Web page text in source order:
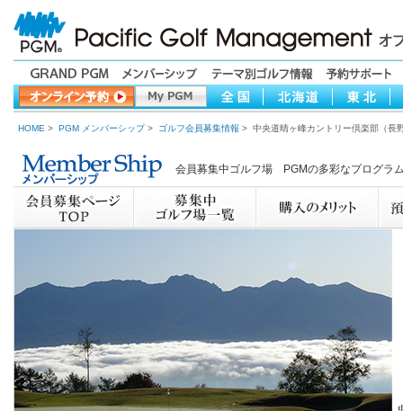
HOME > PGM メンバーシップ> ゴルフ会員募集情報 > 中央道晴ヶ峰カントリー倶楽部（長
会員募集中ゴルフ場 PGMの多彩なプログラ